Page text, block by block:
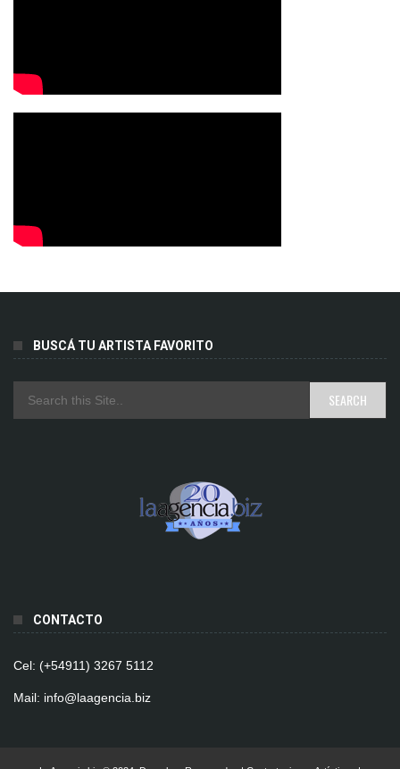
BUSCÁ TU ARTISTA FAVORITO
CONTACTO
Cel: (+54911) 3267 5112
Mail: info@laagencia.biz